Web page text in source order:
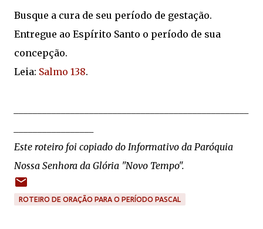
Busque a cura de seu período de gestação.
Entregue ao Espírito Santo o período de sua
concepção.
Leia: Salmo 138.
Este roteiro foi copiado do Informativo da Paróquia
Nossa Senhora da Glória "Novo Tempo".
ROTEIRO DE ORAÇÃO PARA O PERÍODO PASCAL